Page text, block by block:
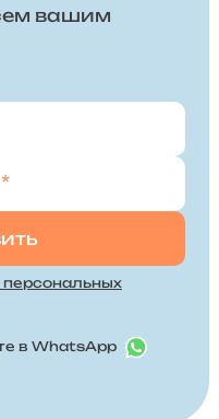
вашим
*
персональных
в WhatsApp